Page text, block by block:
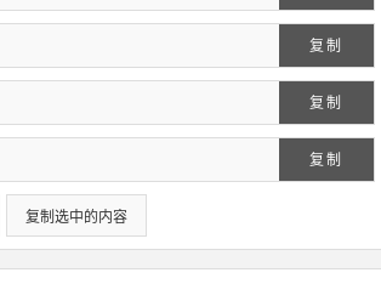
复制
复制
复制
复制选中的内容